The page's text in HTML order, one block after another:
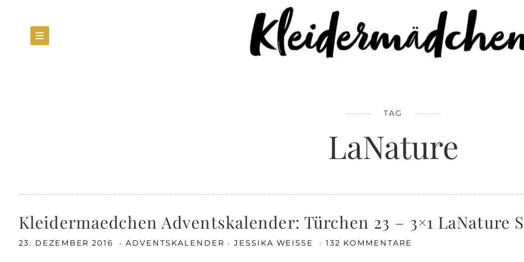
TAG
LaNature
Kleidermaedchen Adventskalender: Türchen 23 – 3×1 LaNature
23. DEZEMBER 2016 ADVENTSKALENDER JESSIKA WEISSE 132 KOMMENTARE